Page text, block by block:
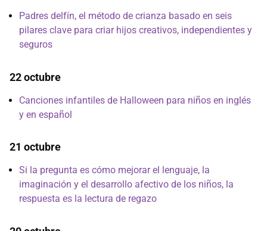
Padres delfín, el método de crianza basado en seis
pilares clave para criar hijos creativos, independientes y
seguros
22 octubre
Canciones infantiles de Halloween para niños en inglés
y en español
21 octubre
Si la pregunta es cómo mejorar el lenguaje, la
imaginación y el desarrollo afectivo de los niños, la
respuesta es la lectura de regazo